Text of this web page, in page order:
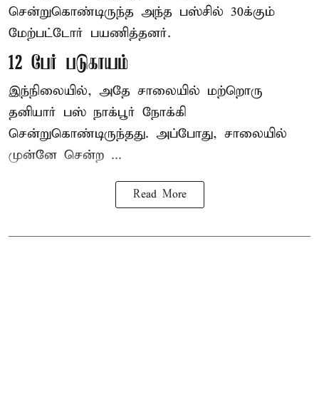
சென்றுகொண்டிருந்த அந்த பஸ்சில் 30க்கும்
மேற்பட்டோர் பயணித்தனர்.
12 பேர் படுகாயம்
இந்நிலையில், அதே சாலையில் மற்றொரு
தனியார் பஸ் நாக்பூர் நோக்கி
சென்றுகொண்டிருந்தது. அப்போது, சாலையில்
முன்னே சென்ற ...
Read More